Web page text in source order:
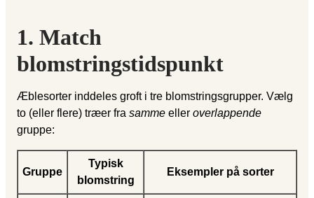
1. Match
blomstringstidspunkt
Æblesorter inddeles groft i tre blomstringsgrupper. Vælg
to (eller flere) træer fra samme eller overlappende
gruppe:
Gruppe
Typisk
blomstring
Eksempler på sorter